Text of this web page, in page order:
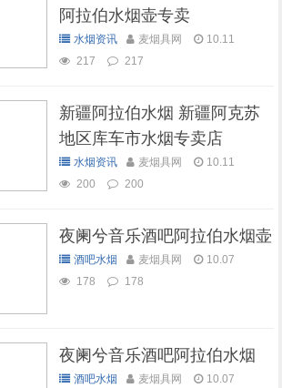
阿拉伯水烟壶专卖
水烟资讯 麦烟具网
10.11
217
217
新疆阿拉伯水烟 新疆阿克苏
地区库车市水烟专卖店
水烟资讯 麦烟具网
10.11
200
200
夜阑兮音乐酒吧阿拉伯水烟壶
酒吧水烟 麦烟具网
10.07
178
178
夜阑兮音乐酒吧阿拉伯水烟
酒吧水烟 麦烟具网
10.07